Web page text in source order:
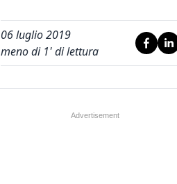
06 luglio 2019
meno di 1' di lettura